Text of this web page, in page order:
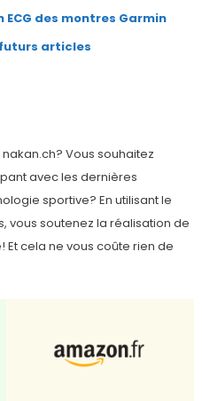
des montres Garmin
articles
Vous souhaitez
avec les dernières
sportive? En utilisant le
vous soutenez la réalisation de
Et cela ne vous coûte rien de